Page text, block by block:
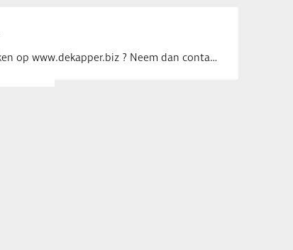
Uw vacature voor 4 weken op www.dekapper.biz ? Neem dan contact op met Maaike …